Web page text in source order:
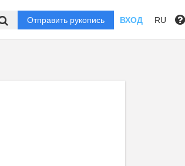
Отправить рукопись ВХОД RU